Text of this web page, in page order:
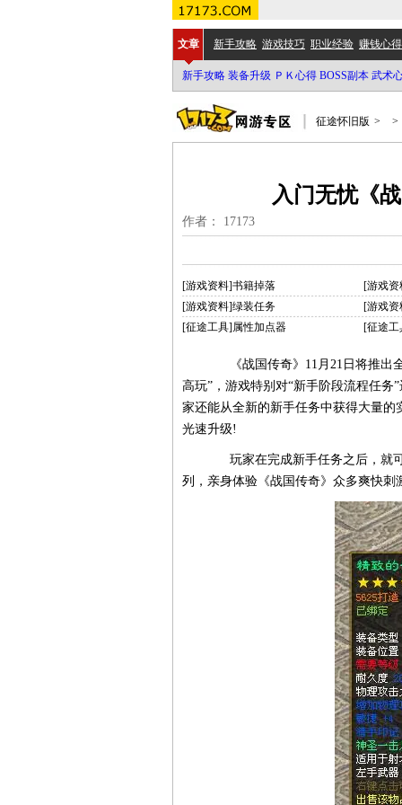
文章 新手攻略 游戏技巧 职业经验 赚钱心得
新手攻略 装备升级 ＰＫ心得 BOSS副本 武术
征途怀旧版 > >
入门无忧《
作者： 17173
[游戏资料]书籍掉落
[游戏
[游戏资料]绿装任务
[游戏
[征途工具]属性加点器
[征途
《战国传奇》11月21日将推出全
高玩”，游戏特别对“新手阶段流程任
家还能从全新的新手任务中获得大量
光速升级!
玩家在完成新手任务之后，就可
列，亲身体验《战国传奇》众多爽快刺